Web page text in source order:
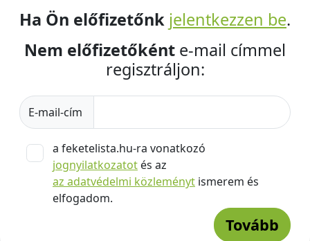
Ha Ön előfizetőnk jelentkezzen be.
Nem előfizetőként e-mail címmel
regisztráljon:
E-mail-cím
a feketelista.hu-ra vonatkozó
jognyilatkozatot és az
az adatvédelmi közleményt ismerem és
elfogadom.
Tovább